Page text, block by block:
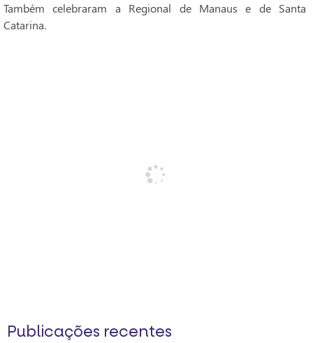
Também celebraram a Regional de Manaus e de Santa
Catarina.
Publicações recentes